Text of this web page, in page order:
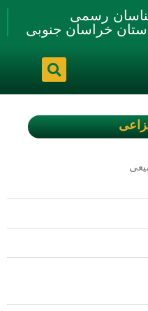
رسمی
خراسان جنوبی